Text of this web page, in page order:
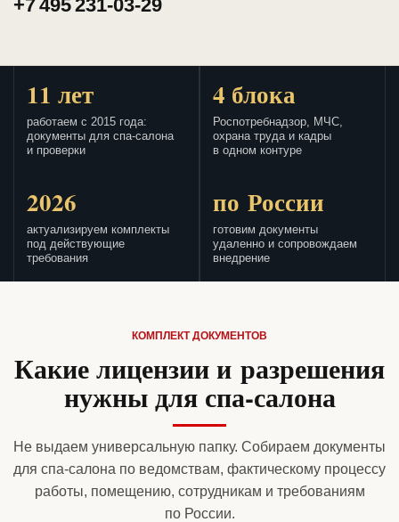
+7 495 231-03-29
11 лет
работаем с 2015 года:
документы для спа-салона
и проверки
4 блока
Роспотребнадзор, МЧС,
охрана труда и кадры
в одном контуре
2026
актуализируем комплекты
под действующие
требования
по России
готовим документы
удаленно и сопровождаем
внедрение
КОМПЛЕКТ ДОКУМЕНТОВ
Какие лицензии и разрешения
нужны для спа-салона
Не выдаем универсальную папку. Собираем документы
для спа-салона по ведомствам, фактическому процессу
работы, помещению, сотрудникам и требованиям
по России.